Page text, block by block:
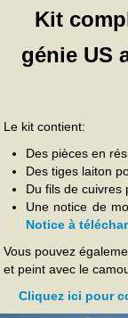
Kit
génie US
Le kit contient:
Des pièces en
Des tiges laiton
Du fils de cuivres
Une notice de
Notice à
Vous pouvez
et peint avec le
Cliquez ici pour